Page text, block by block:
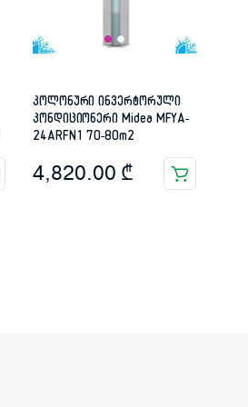
კოლონური ინვერტორული
კონდიციონერი Midea MFYA-
24ARFN1 70-80m2
4,820.00 ₾